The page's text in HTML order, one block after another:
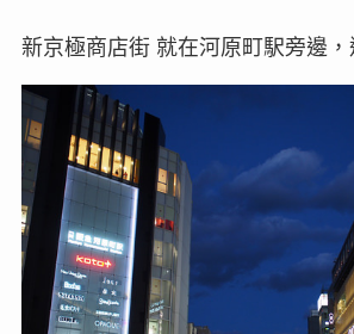
新京極商店街 就在河原町駅旁邊，